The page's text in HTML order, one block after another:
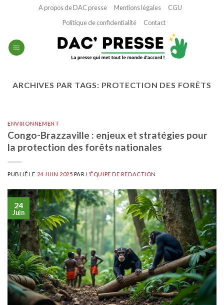
A propos de DAC presse Mentions légales
CGU
Politique de confidentialité
Contact
ARCHIVES PAR TAGS: PROTECTION DES FORÊTS
ENVIRONNEMENT
Congo-Brazzaville : enjeux et stratégies pour
la protection des forêts nationales
PUBLIÉ LE 24 JUIN 2025 PARL'ÉQUIPE DE REDACTION
24
Juin